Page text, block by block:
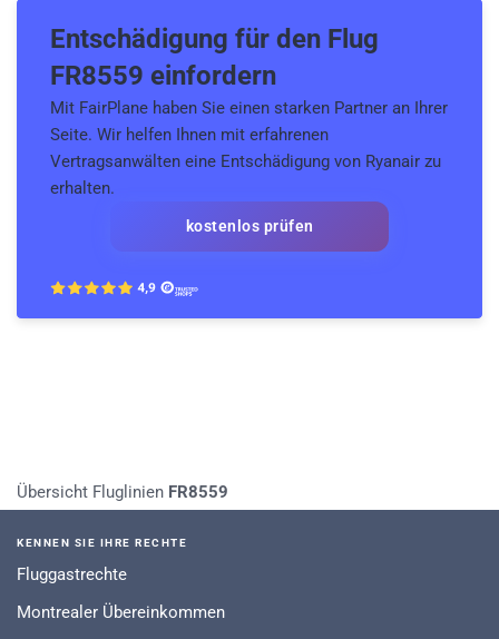
Entschädigung für den Flug
FR8559 einfordern
Mit FairPlane haben Sie einen starken Partner an Ihrer
Seite. Wir helfen Ihnen mit erfahrenen
Vertragsanwälten eine Entschädigung von Ryanair zu
erhalten.
kostenlos prüfen
Übersicht Fluglinien FR8559
KENNEN SIE IHRE RECHTE
Fluggastrechte
Montrealer Übereinkommen